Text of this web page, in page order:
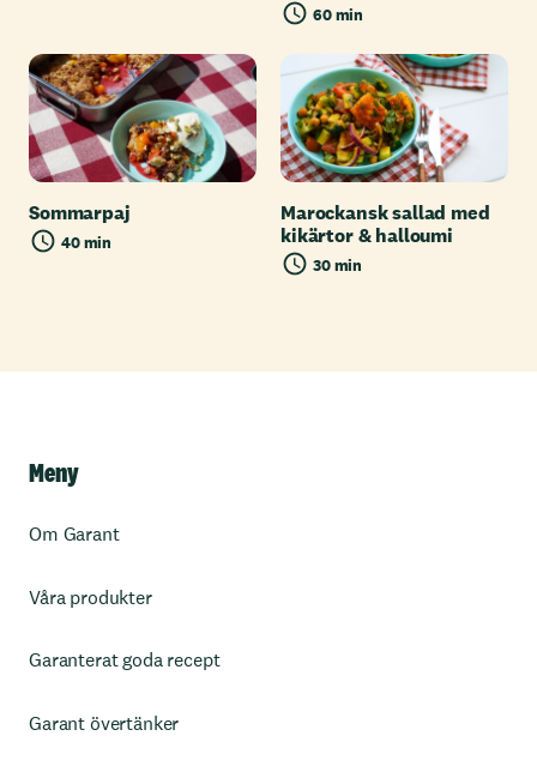
60 min
Sommarpaj
40 min
Marockansk sallad med
kikärtor & halloumi
30 min
Meny
Om Garant
Våra produkter
Garanterat goda recept
Garant övertänker